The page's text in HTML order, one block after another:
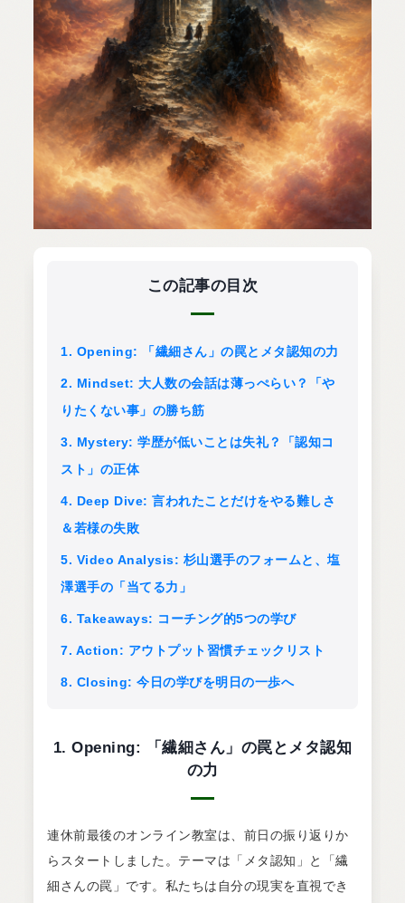
この記事の目次
1. Opening: 「繊細さん」の罠とメタ認知の力
2. Mindset: 大人数の会話は薄っぺらい？「や
りたくない事」の勝ち筋
3. Mystery: 学歴が低いことは失礼？「認知コ
スト」の正体
4. Deep Dive: 言われたことだけをやる難しさ
＆若様の失敗
5. Video Analysis: 杉山選手のフォームと、塩
澤選手の「当てる力」
6. Takeaways: コーチング的5つの学び
7. Action: アウトプット習慣チェックリスト
8. Closing: 今日の学びを明日の一歩へ
1. Opening: 「繊細さん」の罠とメタ認知
の力
連休前最後のオンライン教室は、前日の振り返りか
らスタートしました。テーマは「メタ認知」と「繊
細さんの罠」です。私たちは自分の現実を直視でき